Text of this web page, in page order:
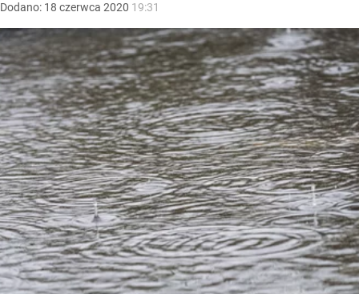
Dodano: 18 czerwca 2020 19:31